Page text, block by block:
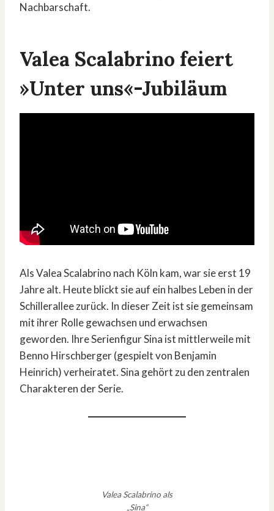
Nachbarschaft.
Valea Scalabrino feiert
»Unter uns«-Jubiläum
Als Valea Scalabrino nach Köln kam, war sie erst 19
Jahre alt. Heute blickt sie auf ein halbes Leben in der
Schillerallee zurück. In dieser Zeit ist sie gemeinsam
mit ihrer Rolle gewachsen und erwachsen
geworden. Ihre Serienfigur Sina ist mittlerweile mit
Benno Hirschberger (gespielt von Benjamin
Heinrich) verheiratet. Sina gehört zu den zentralen
Charakteren der Serie.
Valea Scalabrino als
„Sina“